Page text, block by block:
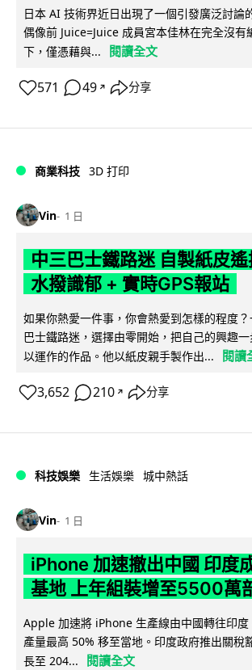
日本 AI 技術界近日出現了一個引發廣泛討論
偶像前 Juice=Juice 成員宮本佳林在完全沒有
下，僅憑藉與...
閱讀全文
571 49 ↗ 分享
商業科技 3D 打印
Vin 1 日
中三巴士鐵路迷 自製紙皮
水撥識郁 + 實時GPS報站
如果你熱愛一件事，你會熱愛到怎樣的程度
巴士鐵路迷，選擇由零開始，把自己的興趣
以運作的作品。他以紙皮親手製作出...
閱讀
3,652 210 ↗ 分享
科技娛樂 生活娛樂 城中熱話
Vin 1 日
iPhone 加速撤出中國 印度
基地 上年組裝增至5500萬
Apple 加速將 iPhone 生產線由中國轉往印度
產量最高 50% 移至當地。印度政府推出關稅
長至 204...
閱讀全文